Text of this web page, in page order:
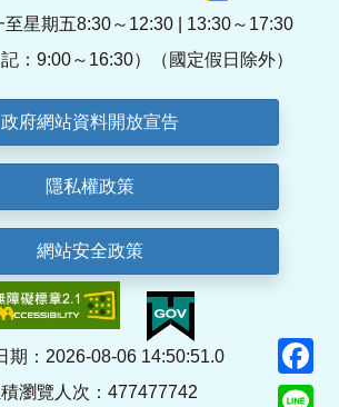
至星期五8:30～12:30 | 13:30～17:30
記：9:00～16:30）（國定假日除外）
政府網站資料開放宣告
隱私權政策
網站安全政策
期：2026-08-06 14:50:51.0
積瀏覽人次：477477742